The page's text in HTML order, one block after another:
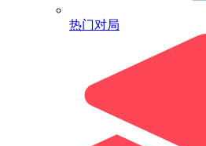
热门对局